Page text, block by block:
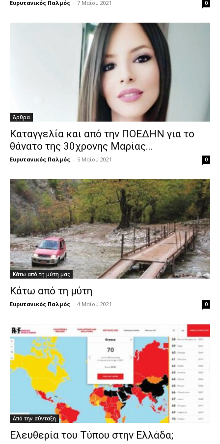
Ευρυτανικός Παλμός - 7 Μαΐου 2021 0
Άρθρα
Καταγγελία και από την ΠΟΕΔΗΝ για το
θάνατο της 30χρονης Μαρίας...
Ευρυτανικός Παλμός - 5 Μαΐου 2021 0
Κάτω από τη μύτη μας
Κάτω από τη μύτη
Ευρυτανικός Παλμός - 4 Μαΐου 2021 0
Από την σύνταξη
Ελευθερία του Τύπου στην Ελλάδα;